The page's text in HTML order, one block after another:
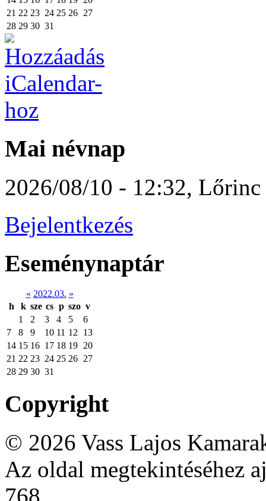
21 22 23 24 25 26 27
28 29 30 31
Mai névnap
2026/08/10 - 12:32, Lőrinc
Bejelentkezés
Eseménynaptár
« 2022.03. »
h
k sze cs p szo v
1
2 3 4 5
6
7
8 9 10 11 12
13
14 15 16 17 18 19 20
21 22 23 24 25 26 27
28 29 30 31
Copyright
© 2026 Vass Lajos
Az oldal megtekintéséhez